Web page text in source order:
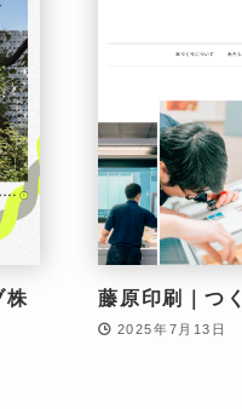
株
藤原印刷｜つ
2025年7月13日